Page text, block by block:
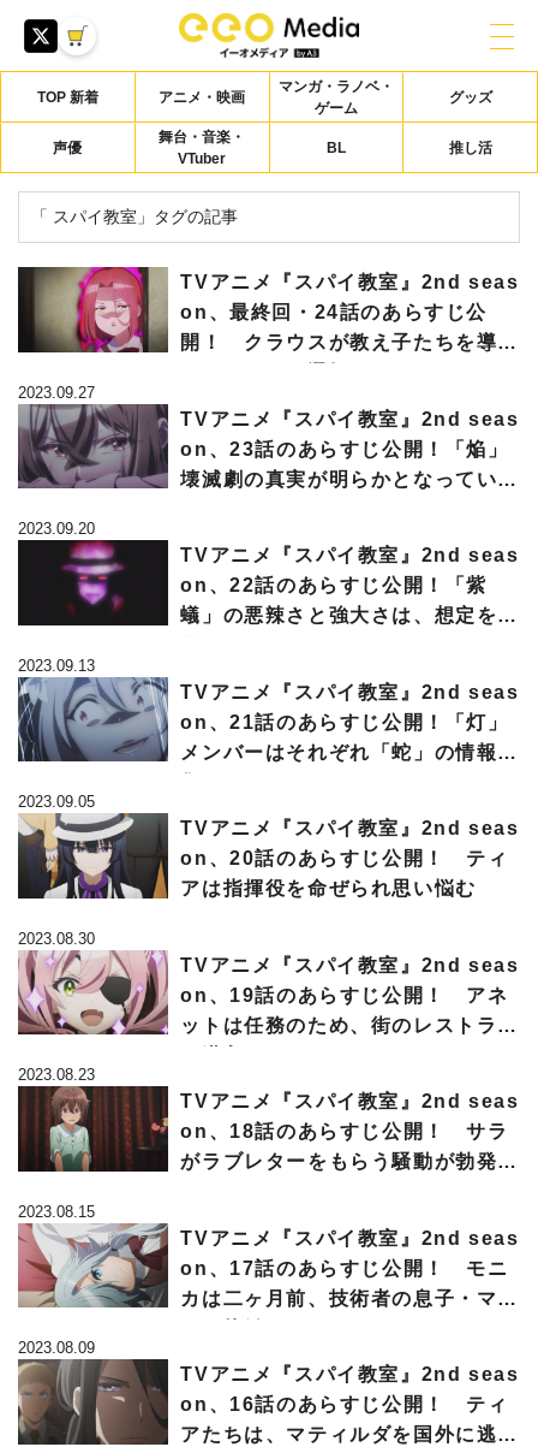
TOP 新着 アニメ・映画
マンガ・ラノベ・
ゲーム
グッズ
声優
舞台・音楽・
VTuber
BL 推し活
「 スパイ教室」タグの記事
TVアニメ『スパイ教室』2nd seas
on、最終回・24話のあらすじ公
開！ クラウスが教え子たちを導く
2023.09.27
TVアニメ『スパイ教室』2nd seas
on、23話のあらすじ公開！「焔」
壊滅劇の真実が明らかとなってい
2023.09.20
TVアニメ『スパイ教室』2nd seas
on、22話のあらすじ公開！「紫
蟻」の悪辣さと強大さは、想定を上
2023.09.13
TVアニメ『スパイ教室』2nd seas
on、21話のあらすじ公開！「灯」
メンバーはそれぞれ「蛇」の情報を
2023.09.05
TVアニメ『スパイ教室』2nd seas
on、20話のあらすじ公開！ ティ
アは指揮役を命ぜられ思い悩む
2023.08.30
TVアニメ『スパイ教室』2nd seas
on、19話のあらすじ公開！ アネ
ットは任務のため、街のレストラン
2023.08.23
TVアニメ『スパイ教室』2nd seas
on、18話のあらすじ公開！ サラ
がラブレターをもらう騒動が勃発し
2023.08.15
TVアニメ『スパイ教室』2nd seas
on、17話のあらすじ公開！ モニ
カは二ヶ月前、技術者の息子・マテ
2023.08.09
TVアニメ『スパイ教室』2nd seas
on、16話のあらすじ公開！ ティ
アたちは、マティルダを国外に逃が